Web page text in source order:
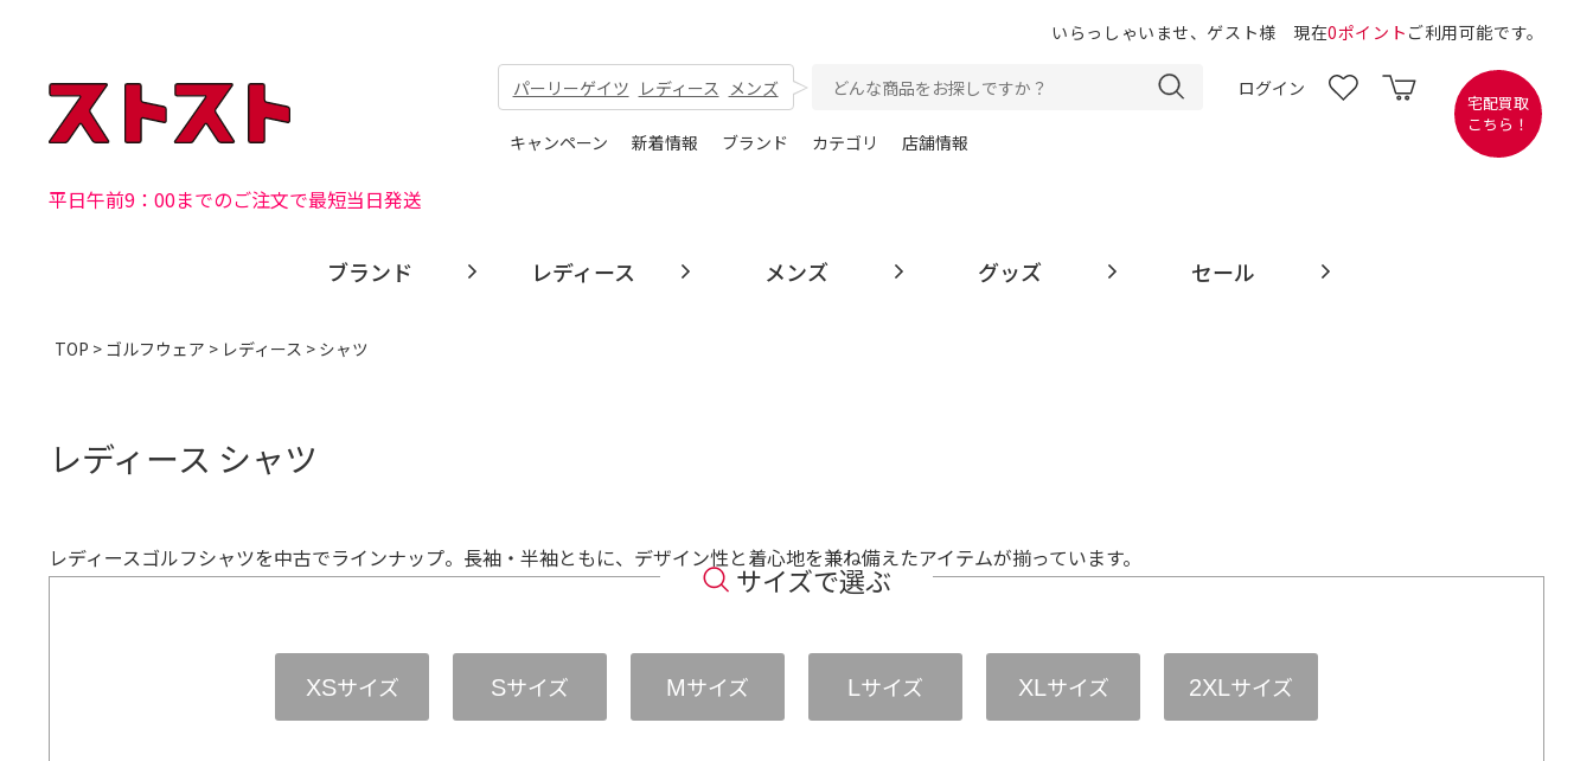
いらっしゃいませ、ゲスト様 現在0ポイント ご利用可能です。
パーリーゲイツ レディース メンズ ログイン
キャンペーン 新着情報 ブランド カテゴリ 店舗情報
宅配買取
こちら！
平日午前9：00までのご注文で最短当日発送
ブランド レディース メンズ グッズ セール
TOP > ゴルフウェア > レディース > シャツ
レディース シャツ
レディースゴルフシャツを中古でラインナップ。長袖・半袖ともに、デザイン性と着心地を兼ね備えたアイテムが揃っています。
サイズで選ぶ
XSサイズ Sサイズ Mサイズ Lサイズ XLサイズ 2XLサイズ